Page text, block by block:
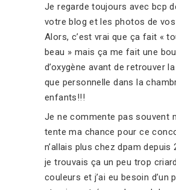
Je regarde toujours avec bcp
votre blog et les photos de
Alors, c’est vrai que ça fait «
beau » mais ça me fait une
d’oxygène avant de retrouver
que personnelle dans la
enfants!!!
Je ne commente pas souvent
tente ma chance pour ce
n’allais plus chez dpam depuis
je trouvais ça un peu trop
couleurs et j’ai eu besoin d’un